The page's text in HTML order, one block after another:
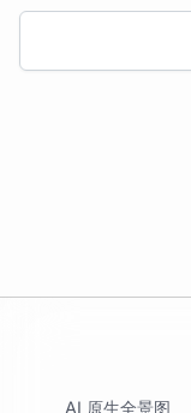
AI 原生全景图